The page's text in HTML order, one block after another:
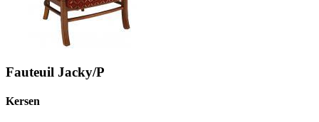
Fauteuil Jacky/P
Kersen